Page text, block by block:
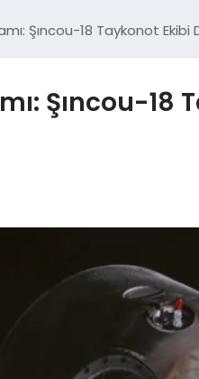
Şıncou-18 Taykonot Ekibi
Şıncou-18